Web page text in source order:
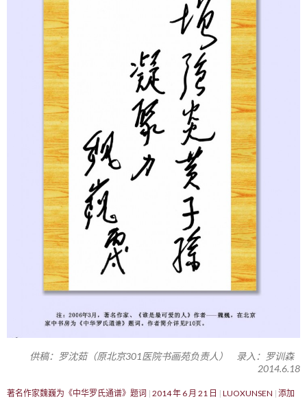
供稿：罗沈茹（原北京301医院书画苑负责人） 录入：罗训森
2014.6.18
著名作家魏巍为《中华罗氏通谱》题词 2014 年 6 月 21 日 LUOXUNSEN 添加